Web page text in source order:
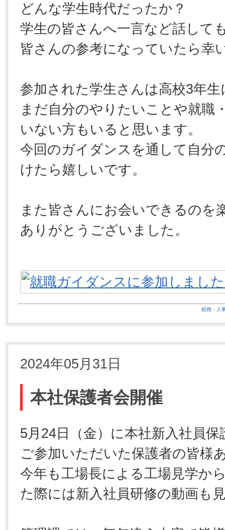
どんな学生時代だったか？
学生の皆さんへ一言など話して
皆さんの参考になっていたら幸
参加された学生さんは高校3年
まだ自分のやりたいことや就職
いない方もいると思います。
今回のガイダンスを通して自分
けたら嬉しいです。
また皆さんにお会いできるのを
ありがとうございました。
総務・人
2024年05月31日
本社保護者会開催
5月24日（金）に本社新入社員
ご参加いただいた保護者の皆様
今年も工場長による工場見学か
た際には新入社員研修の動画も